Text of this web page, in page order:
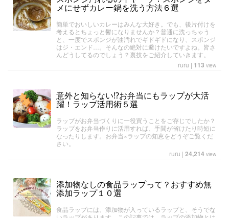
メにせずカレー鍋を洗う方法６選
簡単でおいしいカレーはみんな大好き。でも、後片付けを
考えるとちょっと鬱になりませんか？普通に洗っちゃう
と、一度でスポンジが油汚れでギドギドになり、スポンジ
はジ・エンド…。そんなの絶対に避けたいですよね。皆さ
んどうしてるのでしょう？裏技をご紹介していきます。
ruru | 113 view
意外と知らない⁉お弁当にもラップが大活
躍！ラップ活用術５選
ラップがお弁当づくりに一役買うことをご存じでしたか？
ラップをお弁当作りに活用すれば、手間が省けたり時短に
なったりします。お弁当×ラップの知恵をどうぞご覧くだ
さい。
ruru | 24,214 view
添加物なしの食品ラップって？おすすめ無
添加ラップ１０選
食品ラップには、添加物が入っているラップと、そうでな